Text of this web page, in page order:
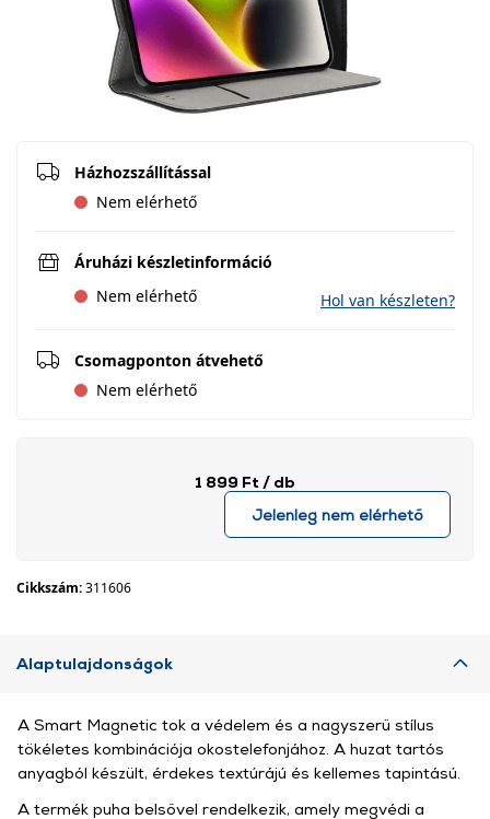
Házhozszállítással
Nem elérhető
Áruházi készletinformáció
Nem elérhető
Hol van készleten?
Csomagponton átvehető
Nem elérhető
1 899 Ft / db
Jelenleg nem elérhető
Cikkszám:311606
Alaptulajdonságok
A Smart Magnetic tok a védelem és a nagyszerű stílus
tökéletes kombinációja okostelefonjához. A huzat tartós
anyagból készült, érdekes textúrájú és kellemes tapintású.
A termék puha belsővel rendelkezik, amely megvédi a